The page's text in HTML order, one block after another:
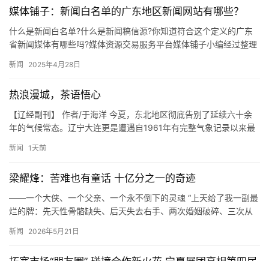
媒体铺子：新闻白名单的广东地区新闻网站有哪些？
什么是新闻白名单?什么是新闻稿信源?你知道符合这个定义的广东
省新闻媒体有哪些吗?媒体资源交易服务平台媒体铺子小编经过整理
新闻 2025年4月28日
热浪漫城，茶语悟心
【辽经副刊】 作者/于海洋 今夏，东北地区彻底告别了延续六十余
年的气候常态。辽宁大连更是遭遇自1961年有完整气象记录以来最
新闻 1天前
梁耀烽：苦难也有童话 十亿分之一的奇迹
——一个大侠、一个父亲、一个永不倒下的灵魂 “上天给了我一副最
烂的牌：先天性骨骼缺失、后天失去右手、两次婚姻破碎、三次从
傻…
新闻 2026年5月21日